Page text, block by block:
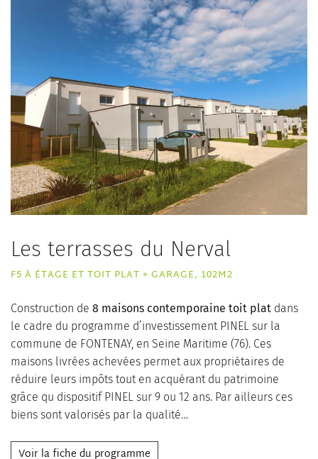
Les terrasses du Nerval
F5 À ÉTAGE ET TOIT PLAT + GARAGE, 102M2
Construction de 8 maisons contemporaine toit plat dans
le cadre du programme d’investissement PINEL sur la
commune de FONTENAY, en Seine Maritime (76). Ces
maisons livrées achevées permet aux propriétaires de
réduire leurs impôts tout en acquérant du patrimoine
grâce qu dispositif PINEL sur 9 ou 12 ans. Par ailleurs ces
biens sont valorisés par la qualité…
Voir la fiche du programme